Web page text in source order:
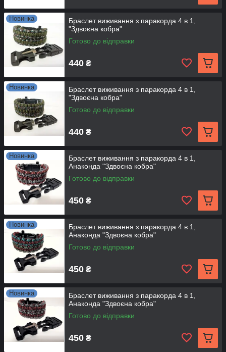
Новинка
Браслет виживання з паракорда 4 в 1,
"Здвоєна кобра"
Готово до відправки
440 ₴
Новинка
Браслет виживання з паракорда 4 в 1,
"Здвоєна кобра"
Готово до відправки
440 ₴
Новинка
Браслет виживання з паракорда 4 в 1,
Анаконда "Здвоєна кобра"
Готово до відправки
450 ₴
Новинка
Браслет виживання з паракорда 4 в 1,
Анаконда "Здвоєна кобра"
Готово до відправки
450 ₴
Новинка
Браслет виживання з паракорда 4 в 1,
Анаконда "Здвоєна кобра"
Готово до відправки
450 ₴